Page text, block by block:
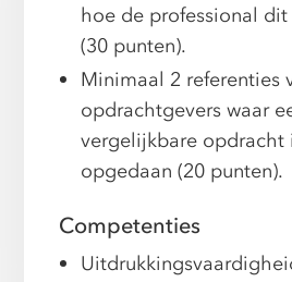
hoe de professional
(30 punten).
Minimaal 2 referenties
opdrachtgevers waar
vergelijkbare opdracht
opgedaan (20 punten).
Competenties